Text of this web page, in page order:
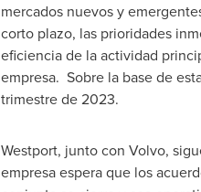
mercados nuevos y
corto plazo, las prioridades
eficiencia de la actividad
empresa. Sobre la base de
trimestre de 2023.
Westport, junto con Volvo,
empresa espera que los